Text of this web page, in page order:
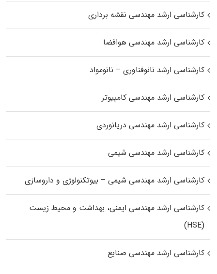
کارشناسی ارشد مهندسی نقشه برداری
کارشناسی ارشد مهندسی هوافضا
کارشناسی ارشد نانوفناوری – نانومواد
کارشناسی ارشد مهندسی کامپیوتر
کارشناسی ارشد مهندسی دریانوردی
کارشناسی ارشد مهندسی شیمی
کارشناسی ارشد مهندسی شیمی – بیوتکنولوژی و داروسازی
کارشناسی ارشد مهندسی ایمنی، بهداشت و محیط زیست
(HSE)
کارشناسی ارشد مهندسی صنایع